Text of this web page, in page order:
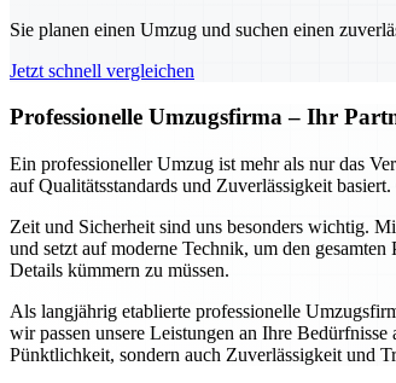
Sie planen einen Umzug und suchen einen
Jetzt schnell vergleichen
Professionelle Umzugsfirma – Ihr
Ein professioneller Umzug ist mehr als nur das
auf Qualitätsstandards und Zuverlässigkeit
Zeit und Sicherheit sind uns besonders wichtig.
und setzt auf moderne Technik, um den
Details kümmern zu müssen.
Als langjährig etablierte professionelle
wir passen unsere Leistungen an Ihre
Pünktlichkeit, sondern auch Zuverlässigkeit und